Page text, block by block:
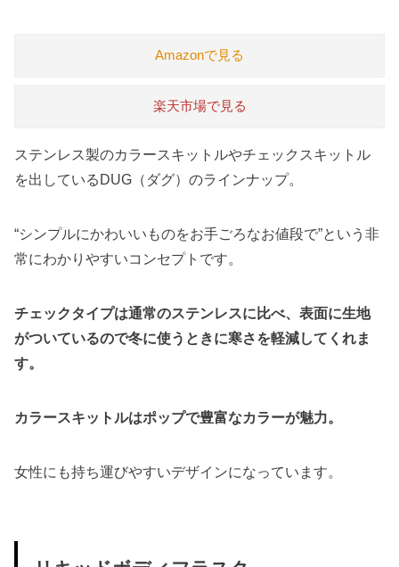
Amazonで見る
楽天市場で見る
ステンレス製のカラースキットルやチェックスキットル
を出しているDUG（ダグ）のラインナップ。
“シンプルにかわいいものをお手ごろなお値段で”という非
常にわかりやすいコンセプトです。
チェックタイプは通常のステンレスに比べ、表面に生地
がついているので冬に使うときに寒さを軽減してくれま
す。
カラースキットルはポップで豊富なカラーが魅力。
女性にも持ち運びやすいデザインになっています。